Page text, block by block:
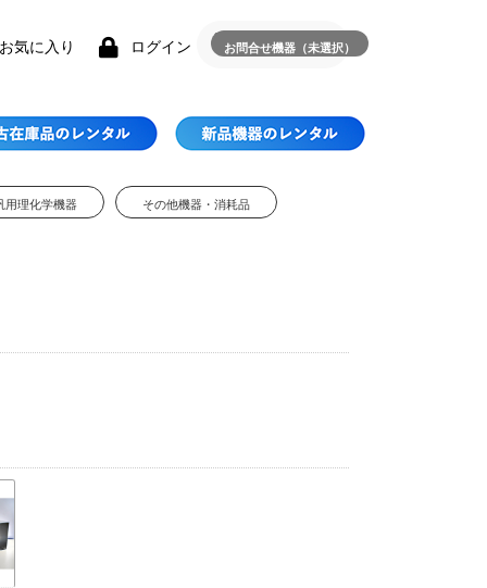
お気に入り ログイン お問合せ機器（未選択）
用理化学機器 その他機器・消耗品